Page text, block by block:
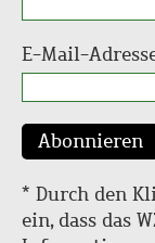
E-Mail-
Abonnieren
* Durch den
ein, dass das